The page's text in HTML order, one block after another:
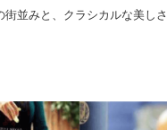
街並みと、クラシカルな美し